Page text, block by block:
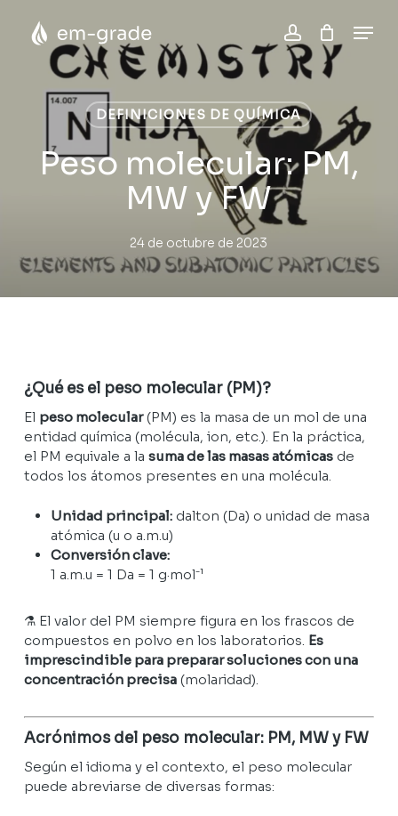
content
account
Menu
Cesta Close
Cart
DEFINICIONES DE QUÍMICA
Peso molecular: PM,
MW y FW
24 de octubre de 2023
¿Qué es el peso molecular (PM)?
El peso molecular(PM) es la masa de un mol de una
entidad química (molécula, ion, etc.). En la práctica,
el PM equivale a la suma de las masas atómicasde
todos los átomos presentes en una molécula.
Unidad principal:dalton (Da) o unidad de masa
atómica (u o a.m.u)
Conversión clave:
1 a.m.u = 1 Da = 1 g·mol⁻¹
⚗️ El valor del PM siempre figura en los frascos de
compuestos en polvo en los laboratorios. Es
imprescindible para preparar soluciones con una
concentración precisa(molaridad).
Acrónimos del peso molecular: PM, MW y FW
Según el idioma y el contexto, el peso molecular
puede abreviarse de diversas formas: